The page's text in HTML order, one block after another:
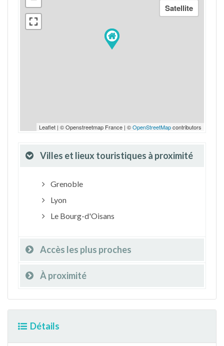
Leaflet | © Openstreetmap France | ©OpenStreetMapcontributors
Villes et lieux touristiques à proximité
Grenoble
Lyon
Le Bourg-d'Oisans
Accès les plus proches
À proximité
Détails